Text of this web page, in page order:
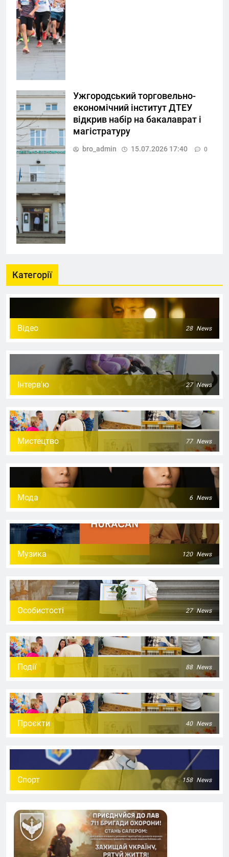
Ужгородський торговельно-
економічний інститут ДТЕУ
відкрив набір на бакалаврат і
магістратуру
bro_admin 15.07.2026 17:40 0
Категорії
Відео 28 News
Інтерв'ю 27 News
Мистецтво 77 News
Мода 6 News
Музика 120 News
Особистості 27 News
Події 88 News
Проєкти 40 News
Спорт 158 News